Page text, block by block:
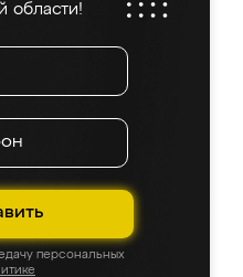
области!
персональных